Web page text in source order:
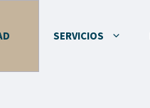
SERVICIOS